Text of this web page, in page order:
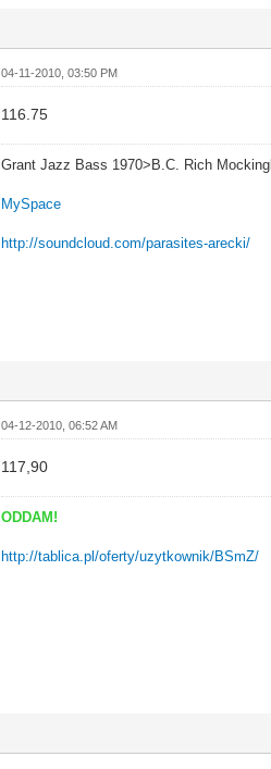
04-11-2010, 03:50 PM
116.75
Grant Jazz Bass 1970>B.C. Rich
MySpace
http://soundcloud.com/parasites-arecki/
04-12-2010, 06:52 AM
117,90
ODDAM!
http://tablica.pl/oferty/uzytkownik/BSmZ/